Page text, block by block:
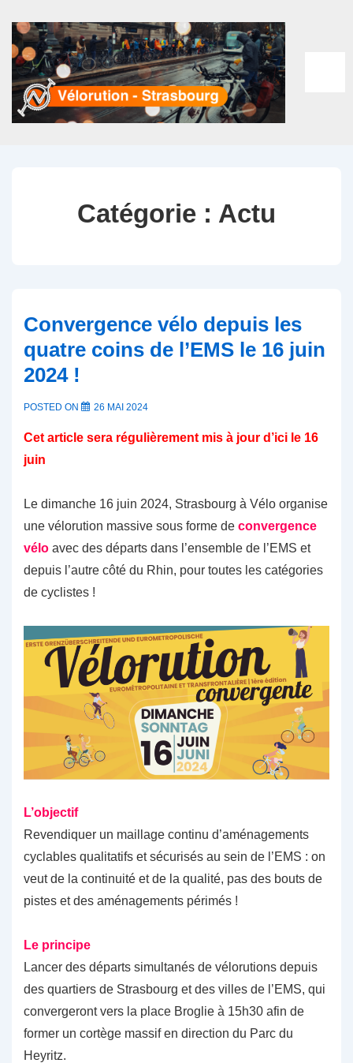
passer
au
contenu
principal
Catégorie : Actu
Convergence vélo depuis les
quatre coins de l’EMS le 16 juin
2024 !
POSTED ON 26 MAI 2024
Cet article sera régulièrement mis à jour d’ici le 16
juin
Le dimanche 16 juin 2024, Strasbourg à Vélo organise
une vélorution massive sous forme de convergence
vélo avec des départs dans l’ensemble de l’EMS et
depuis l’autre côté du Rhin, pour toutes les catégories
de cyclistes !
L’objectif
Revendiquer un maillage continu d’aménagements
cyclables qualitatifs et sécurisés au sein de l’EMS : on
veut de la continuité et de la qualité, pas des bouts de
pistes et des aménagements périmés !
Le principe
Lancer des départs simultanés de vélorutions depuis
des quartiers de Strasbourg et des villes de l’EMS, qui
convergeront vers la place Broglie à 15h30 afin de
former un cortège massif en direction du Parc du
Heyritz.